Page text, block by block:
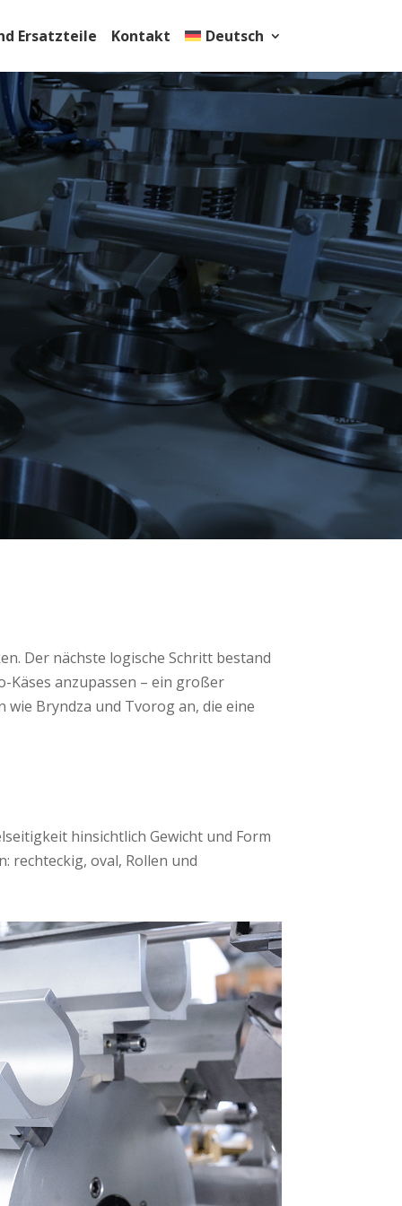
Ersatzteile Kontakt Deutsch
Der nächste logische Schritt bestand
Käses anzupassen – ein großer
Bryndza und Tvorog an, die eine
hinsichtlich Gewicht und Form
rechteckig, oval, Rollen und